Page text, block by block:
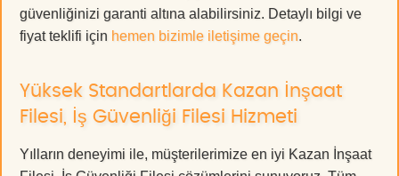
güvenliğinizi garanti altına alabilirsiniz. Detaylı bilgi ve
fiyat teklifi için hemen bizimle iletişime geçin.
Yüksek Standartlarda Kazan İnşaat
Filesi, İş Güvenliği Filesi Hizmeti
Yılların deneyimi ile, müşterilerimize en iyi Kazan İnşaat